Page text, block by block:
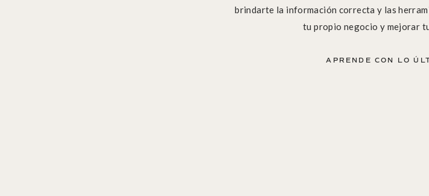
brindarte la información correcta y las
tu propio negocio y mejorar
APRENDE CON LO